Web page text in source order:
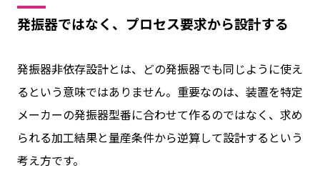
発振器ではなく、プロセス要求から設計する
発振器非依存設計とは、どの発振器でも同じように使え
るという意味ではありません。重要なのは、装置を特定
メーカーの発振器型番に合わせて作るのではなく、求め
られる加工結果と量産条件から逆算して設計するという
考え方です。